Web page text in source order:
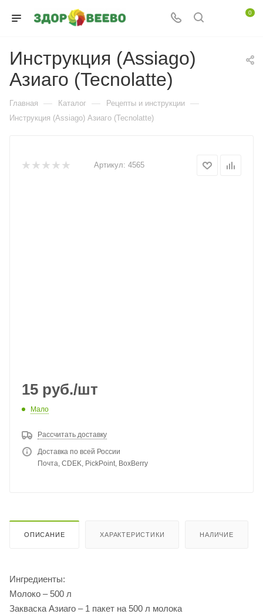
0
Инструкция (Assiago)
Азиаго (Tecnolatte)
Главная — Каталог — Рецепты и инструкции —
Инструкция (Assiago) Азиаго (Tecnolatte)
Артикул: 4565
15 руб./шт
Мало
Рассчитать доставку
Доставка по всей России
Почта, CDEK, PickPoint, BoxBerry
ОПИСАНИЕ ХАРАКТЕРИСТИКИ НАЛИЧИЕ
Ингредиенты:
Молоко – 500 л
Закваска Азиаго – 1 пакет на 500 л молока